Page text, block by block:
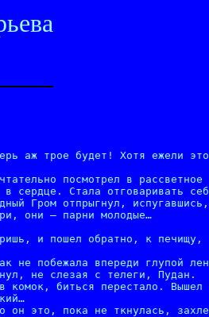
аж трое будет! Хотя ежели
посмотрел в
сердце. Стала отговаривать
Гром отпрыгнул,
они – парни молодые…
и пошел обратно, к печищу,
не побежала впереди глупой
не слезая с телеги, Пудан.
комок, биться перестало.
это, пока не ткнулась,